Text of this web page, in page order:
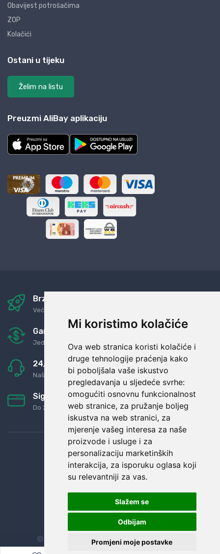
Mi koristimo kolačiće
Ova web stranica koristi kolačiće i
druge tehnologije praćenja kako
bi poboljšala vaše iskustvo
pregledavanja u sljedeće svrhe:
omogućiti osnovnu funkcionalnost
web stranice, za pružanje boljeg
iskustva na web stranici, za
mjerenje vašeg interesa za naše
proizvode i usluge i za
personalizaciju marketinških
interakcija, za isporuku oglasa koji
su relevantniji za vas.
Slažem se
Odbijam
Promjeni moje postavke
Obavijest potrošačima
ZOP
Kolačići
Ostani u tijeku
Želim na listu
Preuzmi AliBay aplikaciju
Brza i sigurna dostava
Već za nekoliko dana kod vas
Garancija u povrat novaca
Jednostavno pravilo: Roba za novac
24/7 odlična podrška
Naši agenti uvijek na raspolaganju
Sigurno obročno plaćanje
Do 24 rata bez kamata
© Sva prava zadržana. Dopi grupa d.o.o.